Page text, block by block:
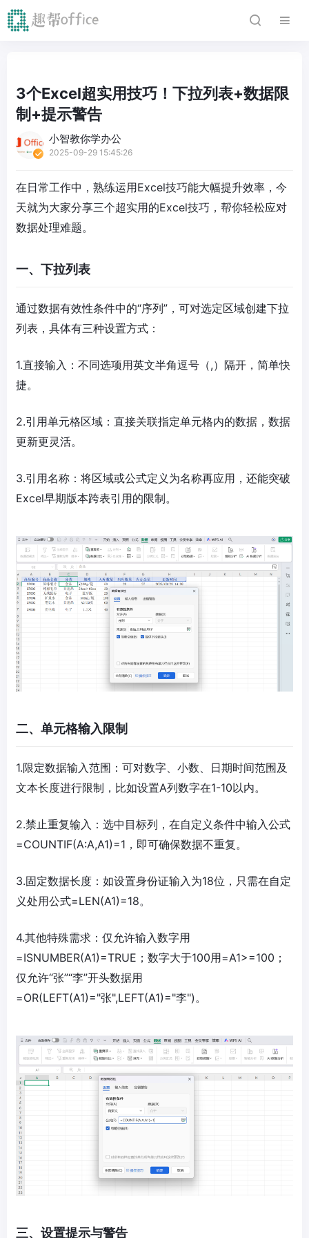
3个Excel超实用技巧！下拉列表+数据限
制+提示警告
小智教你学办公
2025-09-29 15:45:26
在日常工作中，熟练运用Excel技巧能大幅提升效率，今
天就为大家分享三个超实用的Excel技巧，帮你轻松应对
数据处理难题。
一、下拉列表
通过数据有效性条件中的“序列”，可对选定区域创建下拉
列表，具体有三种设置方式：
1.直接输入：不同选项用英文半角逗号（,）隔开，简单快
捷。
2.引用单元格区域：直接关联指定单元格内的数据，数据
更新更灵活。
3.引用名称：将区域或公式定义为名称再应用，还能突破
Excel早期版本跨表引用的限制。
二、单元格输入限制
1.限定数据输入范围：可对数字、小数、日期时间范围及
文本长度进行限制，比如设置A列数字在1-10以内。
2.禁止重复输入：选中目标列，在自定义条件中输入公式
=COUNTIF(A:A,A1)=1，即可确保数据不重复。
3.固定数据长度：如设置身份证输入为18位，只需在自定
义处用公式=LEN(A1)=18。
4.其他特殊需求：仅允许输入数字用
=ISNUMBER(A1)=TRUE；数字大于100用=A1>=100；
仅允许“张”“李”开头数据用
=OR(LEFT(A1)="张",LEFT(A1)="李")。
三、设置提示与警告